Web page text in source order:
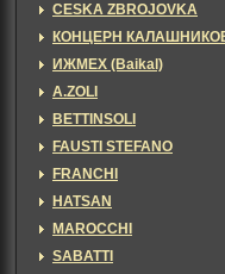
CESKA ZBROJOVKA
КОНЦЕРН
ИЖМЕХ (Baikal)
A.ZOLI
BETTINSOLI
FAUSTI STEFANO
FRANCHI
HATSAN
MAROCCHI
SABATTI